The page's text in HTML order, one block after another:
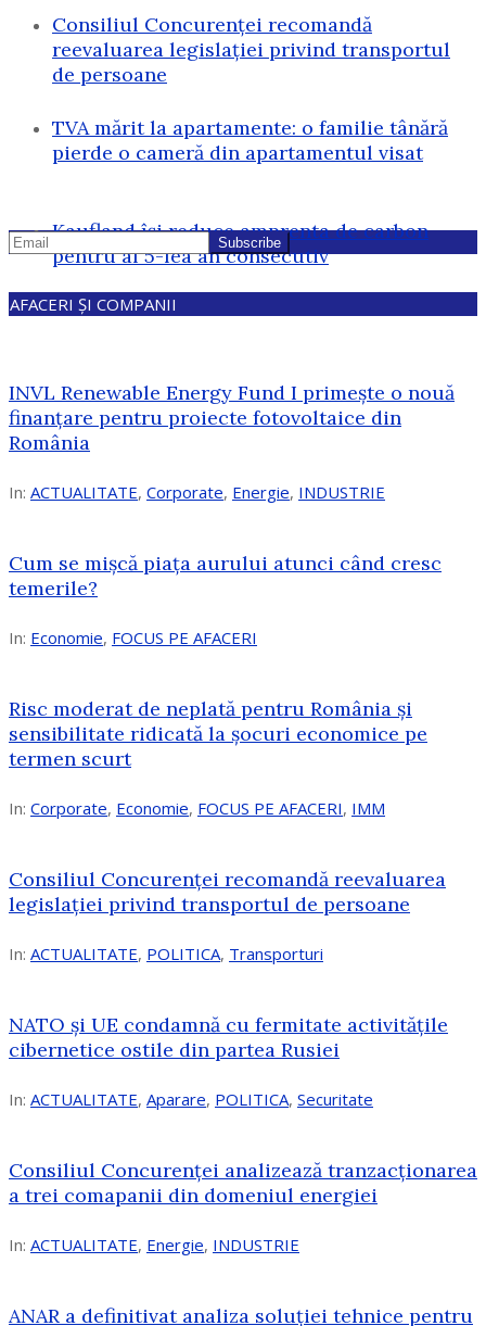
Consiliul Concurenței recomandă
reevaluarea legislației privind transportul
de persoane
TVA mărit la apartamente: o familie tânără
pierde o cameră din apartamentul visat
Kaufland își reduce amprenta de carbon
pentru al 5-lea an consecutiv
AFACERI ȘI COMPANII
INVL Renewable Energy Fund I primește o nouă
finanțare pentru proiecte fotovoltaice din
România
In: ACTUALITATE, Corporate, Energie, INDUSTRIE
Cum se mișcă piața aurului atunci când cresc
temerile?
In: Economie, FOCUS PE AFACERI
Risc moderat de neplată pentru România și
sensibilitate ridicată la șocuri economice pe
termen scurt
In: Corporate, Economie, FOCUS PE AFACERI, IMM
Consiliul Concurenței recomandă reevaluarea
legislației privind transportul de persoane
In: ACTUALITATE, POLITICA, Transporturi
NATO și UE condamnă cu fermitate activitățile
cibernetice ostile din partea Rusiei
In: ACTUALITATE, Aparare, POLITICA, Securitate
Consiliul Concurenţei analizează tranzacționarea
a trei comapanii din domeniul energiei
In: ACTUALITATE, Energie, INDUSTRIE
ANAR a definitivat analiza soluției tehnice pentru